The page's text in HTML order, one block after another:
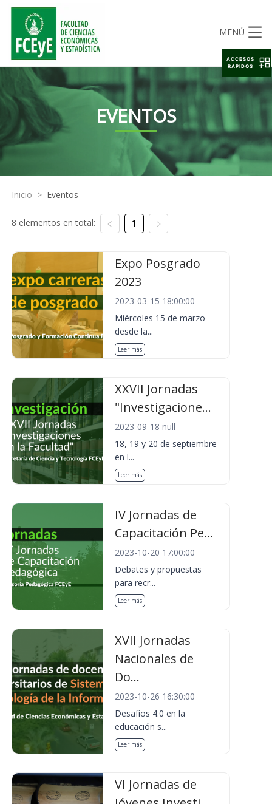
MENÚ
EVENTOS
Inicio > Eventos
8 elementos en total: 1
Expo Posgrado
2023
2023-03-15 18:00:00
Miércoles 15 de marzo
desde la...
Leer más
XXVII Jornadas
"Investigacione...
2023-09-18 null
18, 19 y 20 de septiembre
en l...
Leer más
IV Jornadas de
Capacitación Pe...
2023-10-20 17:00:00
Debates y propuestas
para recr...
Leer más
XVII Jornadas
Nacionales de
Do...
2023-10-26 16:30:00
Desafíos 4.0 en la
educación s...
Leer más
VI Jornadas de
ACCESOS
RAPIDOS